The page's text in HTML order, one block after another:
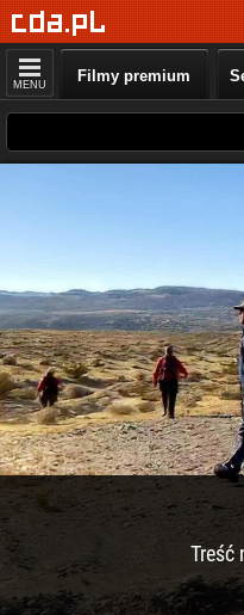
MENU Filmy premium
Treść